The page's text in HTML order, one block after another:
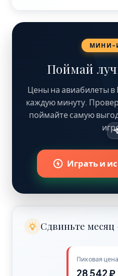
МИНИ-
Поймай
Цены на авиабилеты
каждую минуту.
поймайте самую
Играть и
Сдвиньте
Пиковая
28 542 ₽